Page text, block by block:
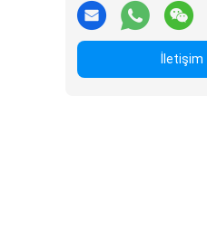
İletişim